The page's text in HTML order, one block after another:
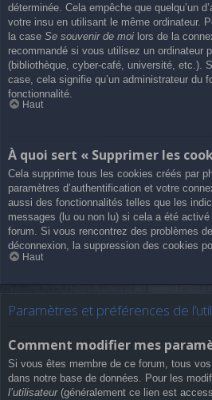
déterminée. Cela empêche que quelqu’un
votre insu en utilisant le même ordinateur.
la case Se souvenir de moi lors de la
recommandé si vous utilisez un ordinateur
(bibliothèque, cyber-café, université, etc.).
case, cela signifie qu’un administrateur du
fonctionnalité.
Haut
À quoi sert « Supprimer les
Cela supprime tous les cookies créés par
paramètres d’authentification et votre
aussi des fonctionnalités telles que les
messages (lu ou non lu) si cela a été
forum. Si vous rencontrez des problèmes
déconnexion, la suppression des cookies
Haut
Paramètres et préférences de
Comment modifier mes
Si vous êtes membre de ce forum, tous
dans notre base de données. Pour les
l’utilisateur(généralement ce lien est